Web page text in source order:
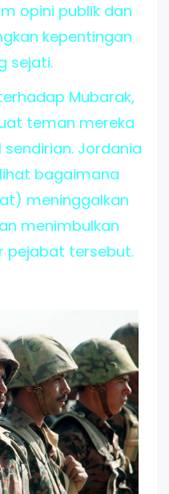
opini publik dan
kepentingan
sejati.
Mubarak,
teman mereka
Jordania
bagaimana
meninggalkan
menimbulkan
pejabat tersebut.